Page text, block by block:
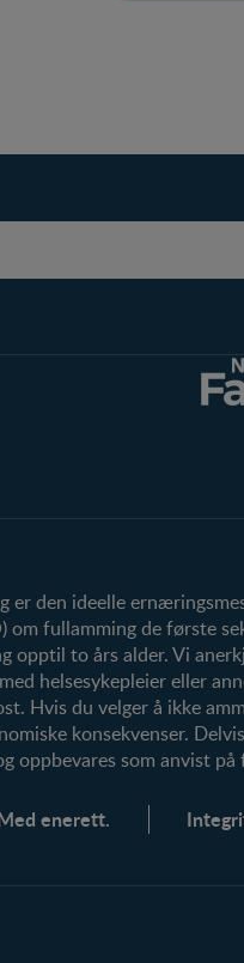
Våre merker
er den ideelle
om fullamming de første
opptil to års alder. Vi
helsesykepleier eller
Hvis du velger å ikke
konsekvenser.
oppbevares som anvist
enerett.